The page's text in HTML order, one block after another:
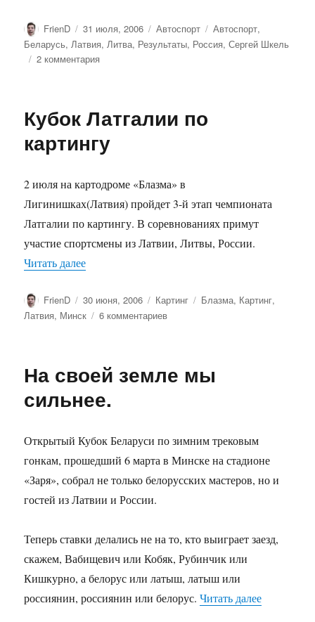
Автор
FrienD Опубликовано
31 июля, 2006 Рубрики
Автоспорт Метки
Автоспорт,
Беларусь, Латвия, Литва, Результаты, Россия,Сергей Шкель
2 комментария
гонки
Баха
Кубок Латгалии по
картингу
2 июля на картодроме «Блазма» в
Лигинишках(Латвия) пройдет 3-й этап чемпионата
Латгалии по картингу. В соревнованиях примут
участие спортсмены из Латвии, Литвы, России.
Читать далее«Кубок Латгалии по картингу»
Автор
FrienD Опубликовано
30 июня, 2006 Рубрики
Картинг Метки
Блазма, Картинг,
Латвия, Минск 6 комментариевк
по
На своей земле мы
сильнее.
Открытый Кубок Беларуси по зимним трековым
гонкам, прошедший 6 марта в Минске на стадионе
«Заря», собрал не только белорусских мастеров, но и
гостей из Латвии и России.
Теперь ставки делались не на то, кто выиграет заезд,
скажем, Вабищевич или Кобяк, Рубинчик или
Кишкурно, а белорус или латыш, латыш или
россиянин, россиянин или белорус.Читать далее«На своей